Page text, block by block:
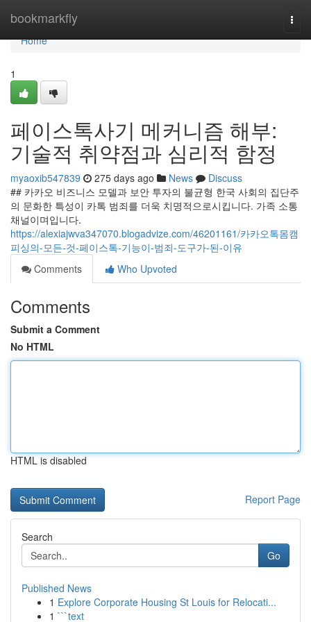
bookmarkfly
Home
Home
1
페이스톡사기 메커니즘 해부:
기술적 취약점과 심리적 함정
myaoxib547839 275 days ago News
Discuss
## 카카오 비즈니스 모델과 보안 투자의 불균형 한국 사회의 집단주
의 문화한 특성이 카톡 범죄를 더욱 치명적으로시킵니다. 가족 소통
채널이며입니다.
https://alexiajwva347070.blogadvize.com/46201161/카카오톡몸캠
피싱의-모든-것-페이스톡-기능이-범죄-도구가-된-이유
Comments
Who Upvoted
Comments
Submit a Comment
No HTML
HTML is disabled
Report Page
Search
Go
Published News
1 Explore Corporate Housing St Louis for Relocati...
1 ```text